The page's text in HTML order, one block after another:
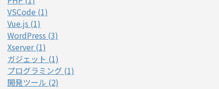
VSCode (1)
Vue.js (1)
WordPress (3)
Xserver (1)
ガジェット (1)
プログラミング (1)
開発ツール (2)